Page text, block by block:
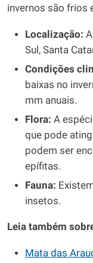
invernos são frios
Localização:
Sul, Santa
Condições
baixas no
mm anuais.
Flora: A
que pode
podem ser
epífitas.
Fauna:
insetos.
Leia também
Mata das